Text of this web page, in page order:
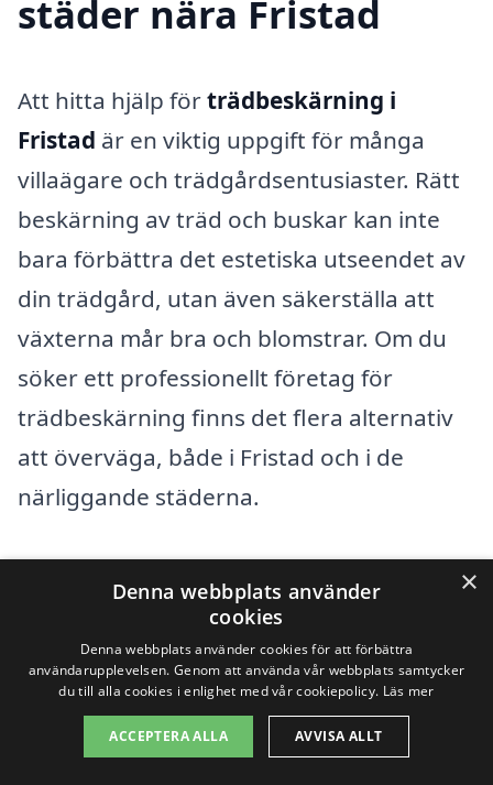
städer nära Fristad
Att hitta hjälp förträdbeskärning i
Fristad är en viktig uppgift för många
villaägare och trädgårdsentusiaster. Rätt
beskärning av träd och buskar kan inte
bara förbättra det estetiska utseendet av
din trädgård, utan även säkerställa att
växterna mår bra och blomstrar. Om du
söker ett professionellt företag för
trädbeskärning finns det flera alternativ
att överväga, både i Fristad och i de
närliggande städerna.
Det är alltid en bra idé att jämföra olika
företag och deras tjänster innan du
bestämmer dig. Oavsett om du bor i
Fristad eller i en av omgivande städer som
,Gislaved,Vårgårda,Herrljunga
Lerum,Alingsås, Marks, ellerTrollhättan
×
Denna webbplats använder
cookies
Denna webbplats använder cookies för att förbättra
användarupplevelsen. Genom att använda vår webbplats samtycker
du till alla cookies i enlighet med vår cookiepolicy. Läs mer
ACCEPTERA ALLA AVVISA ALLT